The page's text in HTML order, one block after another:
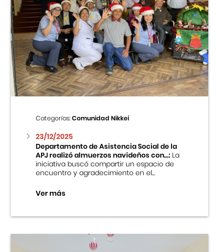
Categorías:Comunidad Nikkei
23/12/2025
Departamento de Asistencia Social de la
APJ realizó almuerzos navideños con...:La
iniciativa buscó compartir un espacio de
encuentro y agradecimiento en el...
Ver más